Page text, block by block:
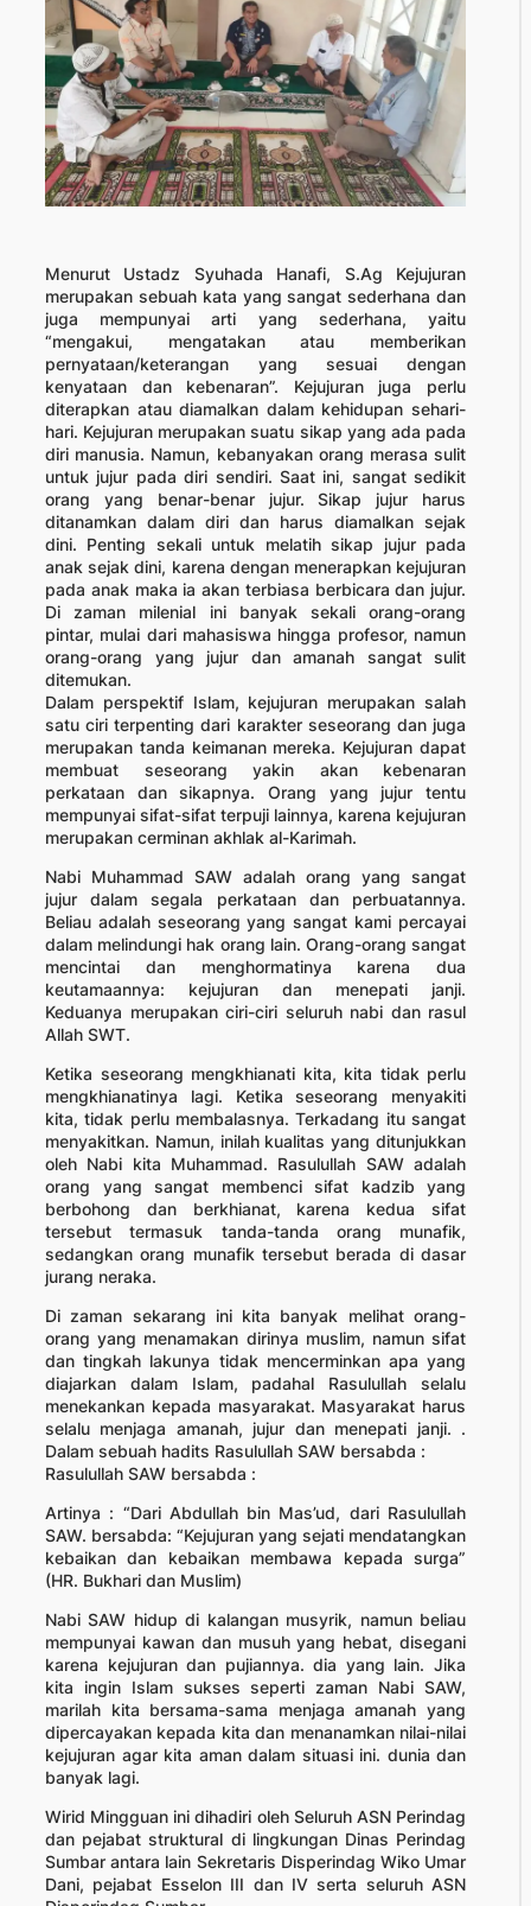
Menurut Ustadz Syuhada Hanafi, S.Ag Kejujuran
merupakan sebuah kata yang sangat sederhana dan
juga mempunyai arti yang sederhana, yaitu
“mengakui, mengatakan atau memberikan
pernyataan/keterangan yang sesuai dengan
kenyataan dan kebenaran”. Kejujuran juga perlu
diterapkan atau diamalkan dalam kehidupan sehari-
hari. Kejujuran merupakan suatu sikap yang ada pada
diri manusia. Namun, kebanyakan orang merasa sulit
untuk jujur pada diri sendiri. Saat ini, sangat sedikit
orang yang benar-benar jujur. Sikap jujur harus
ditanamkan dalam diri dan harus diamalkan sejak
dini. Penting sekali untuk melatih sikap jujur pada
anak sejak dini, karena dengan menerapkan kejujuran
pada anak maka ia akan terbiasa berbicara dan jujur.
Di zaman milenial ini banyak sekali orang-orang
pintar, mulai dari mahasiswa hingga profesor, namun
orang-orang yang jujur dan amanah sangat sulit
ditemukan.
Dalam perspektif Islam, kejujuran merupakan salah
satu ciri terpenting dari karakter seseorang dan juga
merupakan tanda keimanan mereka. Kejujuran dapat
membuat seseorang yakin akan kebenaran
perkataan dan sikapnya. Orang yang jujur tentu
mempunyai sifat-sifat terpuji lainnya, karena kejujuran
merupakan cerminan akhlak al-Karimah.
Nabi Muhammad SAW adalah orang yang sangat
jujur dalam segala perkataan dan perbuatannya.
Beliau adalah seseorang yang sangat kami percayai
dalam melindungi hak orang lain. Orang-orang sangat
mencintai dan menghormatinya karena dua
keutamaannya: kejujuran dan menepati janji.
Keduanya merupakan ciri-ciri seluruh nabi dan rasul
Allah SWT.
Ketika seseorang mengkhianati kita, kita tidak perlu
mengkhianatinya lagi. Ketika seseorang menyakiti
kita, tidak perlu membalasnya. Terkadang itu sangat
menyakitkan. Namun, inilah kualitas yang ditunjukkan
oleh Nabi kita Muhammad. Rasulullah SAW adalah
orang yang sangat membenci sifat kadzib yang
berbohong dan berkhianat, karena kedua sifat
tersebut termasuk tanda-tanda orang munafik,
sedangkan orang munafik tersebut berada di dasar
jurang neraka.
Di zaman sekarang ini kita banyak melihat orang-
orang yang menamakan dirinya muslim, namun sifat
dan tingkah lakunya tidak mencerminkan apa yang
diajarkan dalam Islam, padahal Rasulullah selalu
menekankan kepada masyarakat. Masyarakat harus
selalu menjaga amanah, jujur dan menepati janji. .
Dalam sebuah hadits Rasulullah SAW bersabda :
Rasulullah SAW bersabda :
Artinya : “Dari Abdullah bin Mas’ud, dari Rasulullah
SAW. bersabda: “Kejujuran yang sejati mendatangkan
kebaikan dan kebaikan membawa kepada surga”
(HR. Bukhari dan Muslim)
Nabi SAW hidup di kalangan musyrik, namun beliau
mempunyai kawan dan musuh yang hebat, disegani
karena kejujuran dan pujiannya. dia yang lain. Jika
kita ingin Islam sukses seperti zaman Nabi SAW,
marilah kita bersama-sama menjaga amanah yang
dipercayakan kepada kita dan menanamkan nilai-nilai
kejujuran agar kita aman dalam situasi ini. dunia dan
banyak lagi.
Wirid Mingguan ini dihadiri oleh Seluruh ASN Perindag
dan pejabat struktural di lingkungan Dinas Perindag
Sumbar antara lain Sekretaris Disperindag Wiko Umar
Dani, pejabat Esselon III dan IV serta seluruh ASN